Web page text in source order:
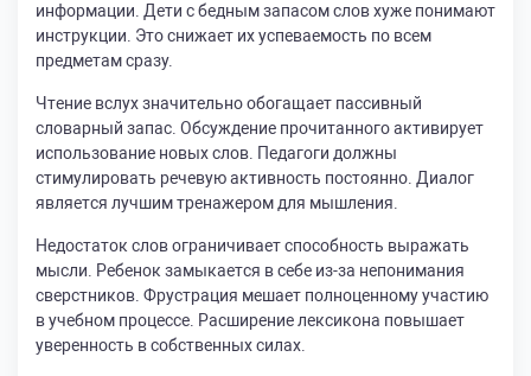
информации. Дети с бедным запасом слов хуже понимают
инструкции. Это снижает их успеваемость по всем
предметам сразу.
Чтение вслух значительно обогащает пассивный
словарный запас. Обсуждение прочитанного активирует
использование новых слов. Педагоги должны
стимулировать речевую активность постоянно. Диалог
является лучшим тренажером для мышления.
Недостаток слов ограничивает способность выражать
мысли. Ребенок замыкается в себе из-за непонимания
сверстников. Фрустрация мешает полноценному участию
в учебном процессе. Расширение лексикона повышает
уверенность в собственных силах.